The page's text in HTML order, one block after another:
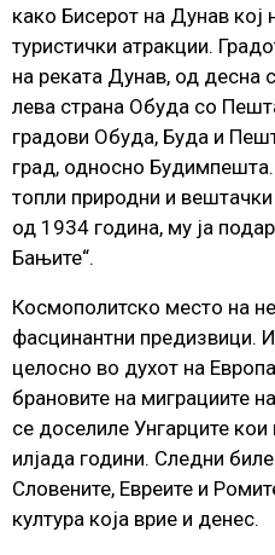
како Бисерот на Дунав
туристички атракции.
на реката Дунав, од десна
лева страна Обуда со
градови Обуда, Буда и
град, односно
топли природни и
од 1934 година, му ја
Бањите“.
Космополитско место на
фасцинантни предизвици.
целосно во духот на
брановите на миграциите
се доселиле Унгарците
илјада години. Следни
Словените, Евреите и
култура која врие и денес.